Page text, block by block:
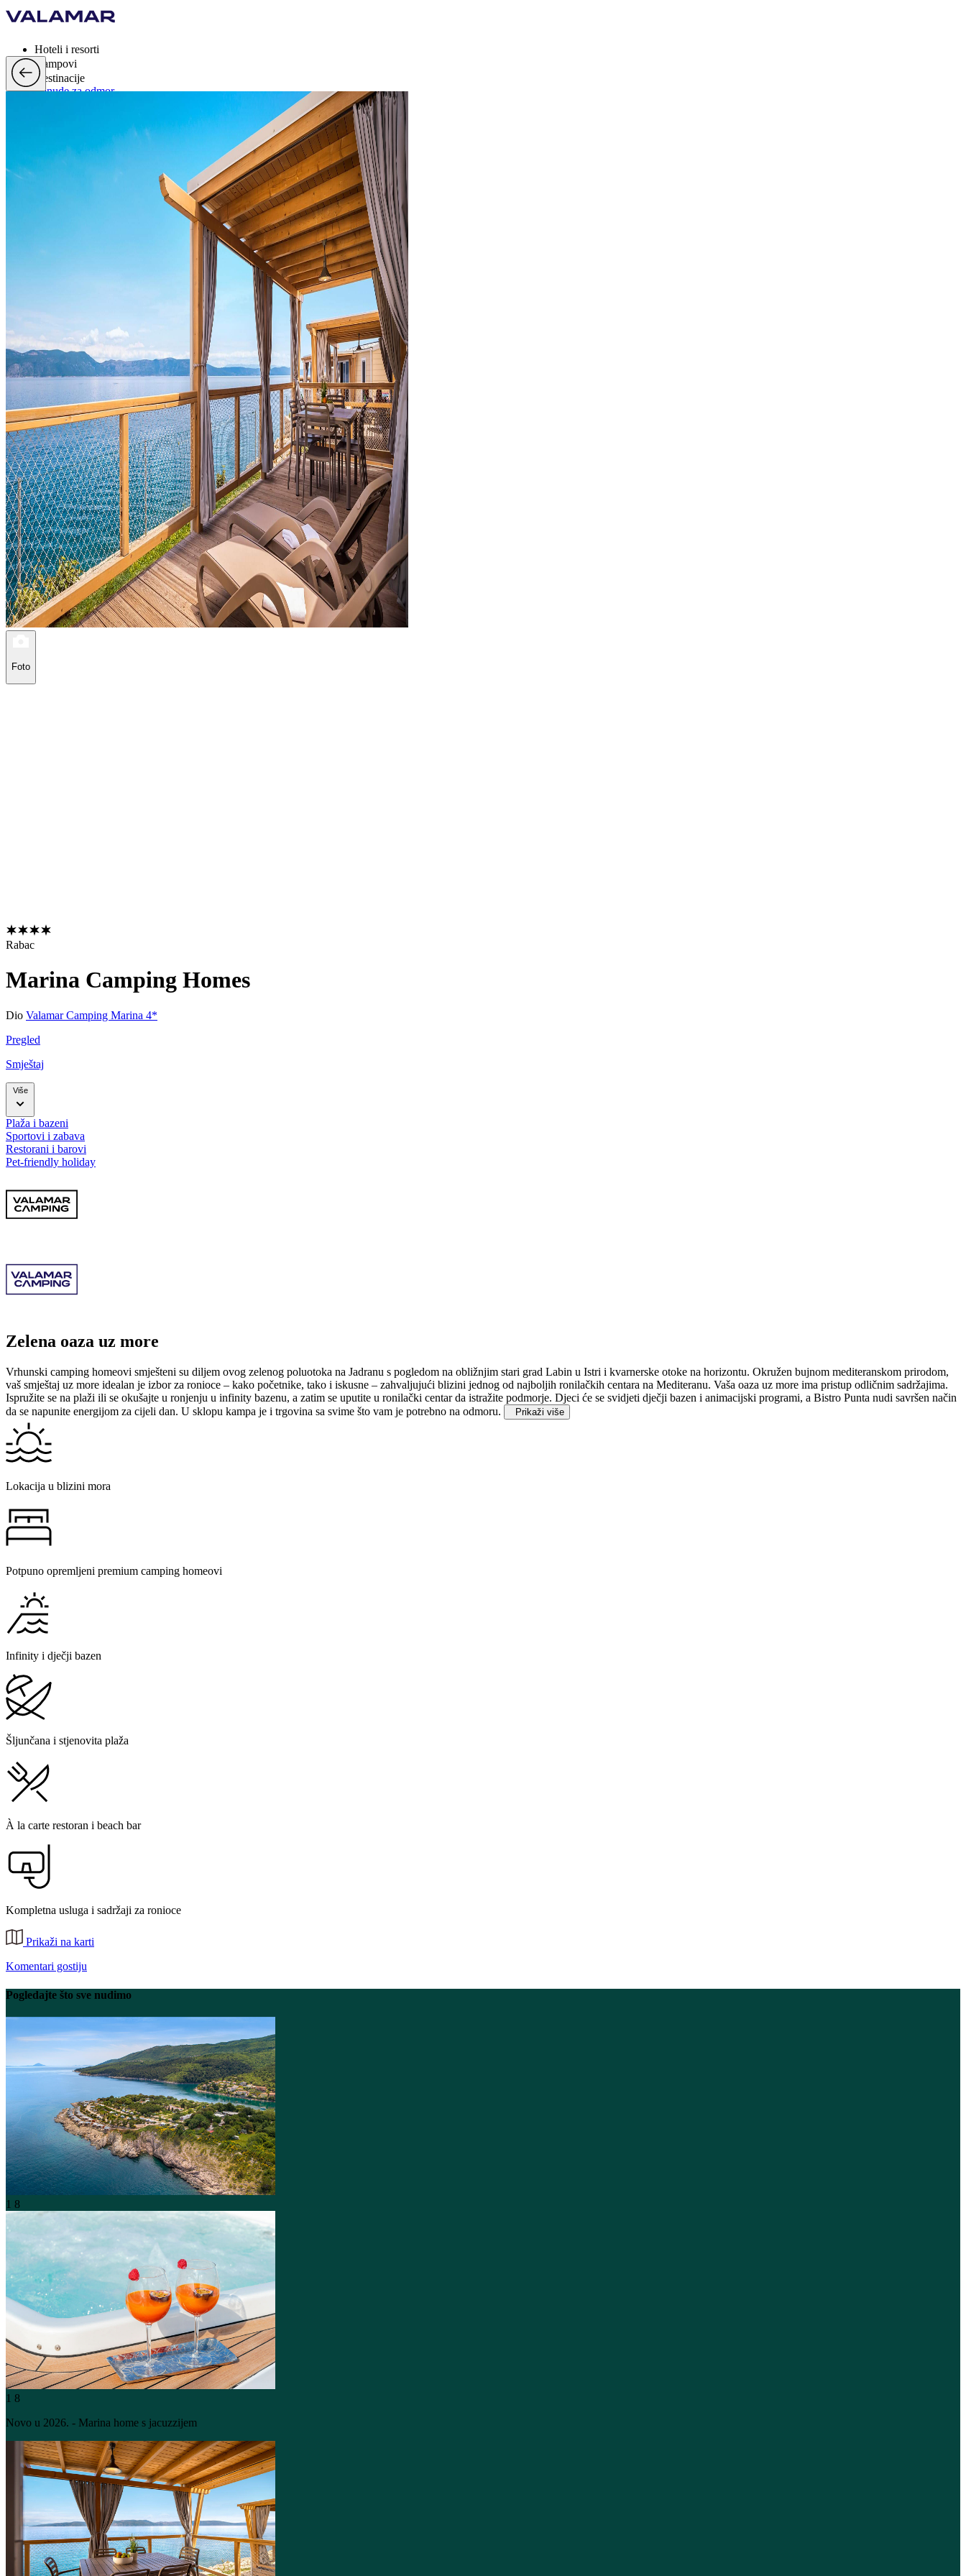
Hoteli i resorti
Kampovi
Destinacije
Ponude za odmor
Foto
Rabac
Marina Camping Homes
Dio Valamar Camping Marina 4*
Pregled
Smještaj
Više
Plaža i bazeni
Sportovi i zabava
Restorani i barovi
Pet-friendly holiday
Zelena oaza uz more
Vrhunski camping homeovi smješteni su diljem ovog zelenog poluotoka na Jadranu s pogledom na obližnjim stari grad Labin u Istri i kvarnerske otoke na horizontu. Okružen bujnom mediteranskom prirodom,
vaš smještaj uz more idealan je izbor za ronioce – kako početnike, tako i iskusne – zahvaljujući blizini jednog od najboljih ronilačkih centara na Mediteranu. Vaša oaza uz more ima pristup odličnim sadržajima.
Ispružite se na plaži ili se okušajte u ronjenju u infinity bazenu, a zatim se uputite u ronilački centar da istražite podmorje. Djeci će se svidjeti dječji bazen i animacijski programi, a Bistro Punta nudi savršen način
da se napunite energijom za cijeli dan. U sklopu kampa je i trgovina sa svime što vam je potrebno na odmoru.
Prikaži više
Lokacija u blizini mora
Potpuno opremljeni premium camping homeovi
Infinity i dječji bazen
Šljunčana i stjenovita plaža
À la carte restoran i beach bar
Kompletna usluga i sadržaji za ronioce
Prikaži na karti
Komentari gostiju
Pogledajte što sve nudimo
1 8
1 8
Novo u 2026. - Marina home s jacuzzijem